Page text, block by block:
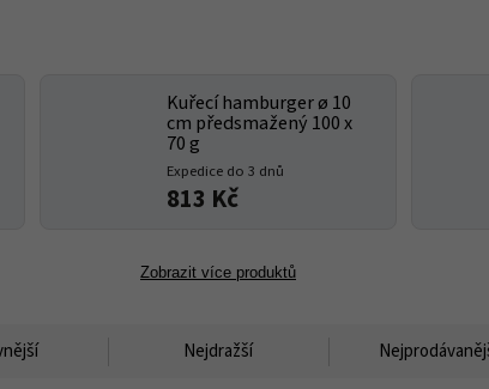
Kuřecí hamburger ø 10
cm předsmažený 100 x
70 g
Expedice do 3 dnů
813 Kč
Zobrazit více produktů
Nejdražší